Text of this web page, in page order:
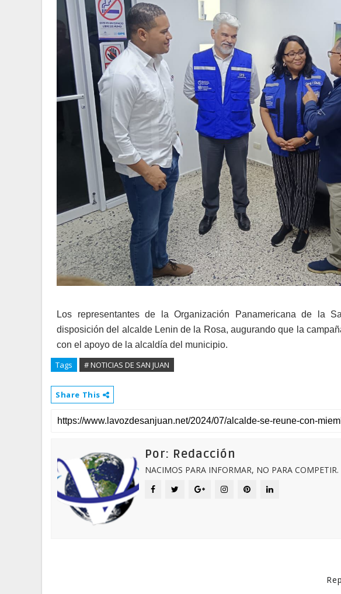
Los representantes de la Organización Panamericana de la
disposición del alcalde Lenin de la Rosa, augurando que la
con el apoyo de la alcaldía del municipio.
Tags # NOTICIAS DE SAN JUAN
Share This
Por: Redacción
NACIMOS PARA INFORMAR, NO PARA COMPETIR.